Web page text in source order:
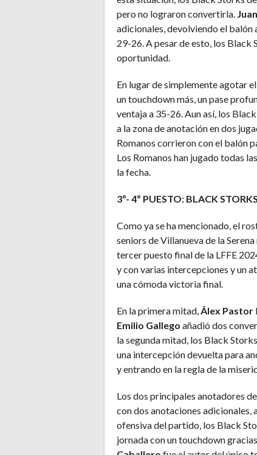
pero no lograron convertirla.
adicionales, devolviendo el balón
29-26. A pesar de esto, los
oportunidad.
En lugar de simplemente agotar
un touchdown más, un pase
ventaja a 35-26. Aun así, los
a la zona de anotación en dos
Romanos corrieron con el balón
Los Romanos han jugado todas
la fecha.
3º- 4º PUESTO: BLACK
Como ya se ha mencionado, el
seniors de Villanueva de la
tercer puesto final de la LFFE
y con varias intercepciones y un
una cómoda victoria final.
En la primera mitad,Álex Pastor
Emilio Gallego añadió dos
la segunda mitad, los Black
una intercepción devuelta para
y entrando en la regla de la
Los dos principales anotadores
con dos anotaciones adicionales,
ofensiva del partido, los Black
jornada con un touchdown